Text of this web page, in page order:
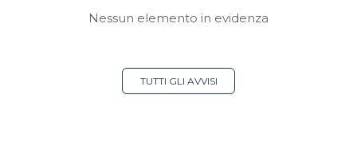
Nessun elemento in evidenza
TUTTI GLI AVVISI